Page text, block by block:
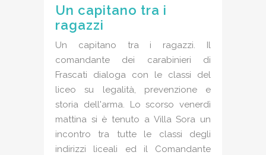
Un capitano tra i
ragazzi
Un capitano tra i ragazzi. Il
comandante dei carabinieri di
Frascati dialoga con le classi del
liceo su legalità, prevenzione e
storia dell'arma. Lo scorso venerdì
mattina si è tenuto a Villa Sora un
incontro tra tutte le classi degli
indirizzi liceali ed il Comandante